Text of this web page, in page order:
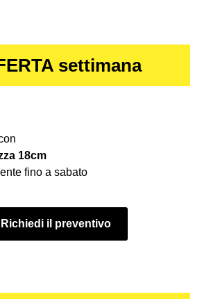
settimana
18cm
fino a sabato
Richiedi il preventivo